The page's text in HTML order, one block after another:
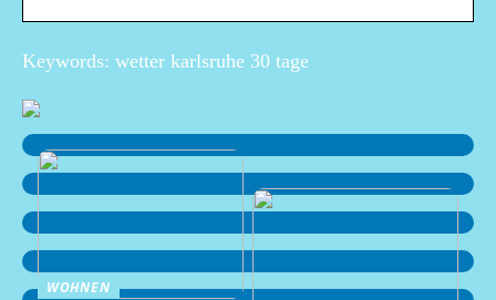
Keywords: wetter karlsruhe 30 tage
WOHNEN